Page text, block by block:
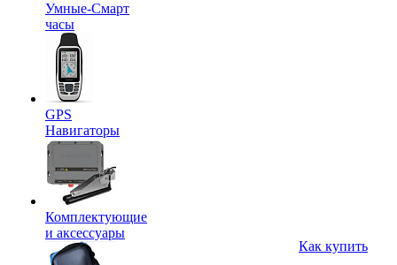
Умные-Смарт
часы
GPS
Навигаторы
Комплектующие
и аксессуары
Как купить